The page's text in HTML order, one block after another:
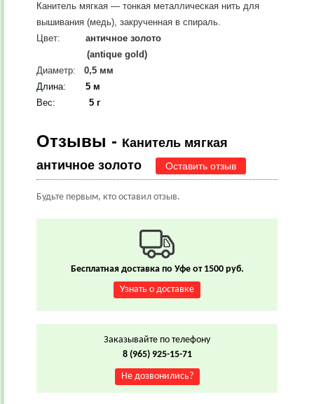
Канитель мягкая — тонкая металлическая нить для
вышивания (медь), закрученная в спираль.
Цвет:
античное золото
(antique gold)
Диаметр: 0,5 мм
Длина: 5 м
Вес: 5 г
Отзывы - Канитель мягкая
античное золото
Оставить отзыв
Будьте первым, кто оставил отзыв.
Бесплатная доставка по Уфе от 1500 руб.
Узнать о доставке
Заказывайте по телефону
8 (965) 925-15-71
Не дозвонились?